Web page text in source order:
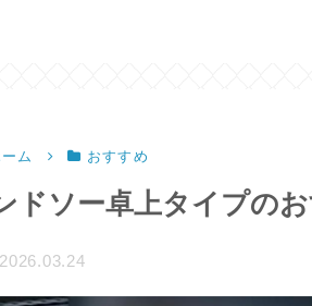
ム おすすめ
ドソー卓上タイプのお
2026.03.24